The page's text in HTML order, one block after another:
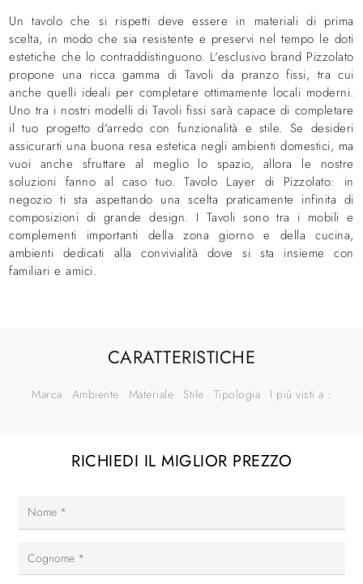
Un tavolo che si rispetti deve essere in materiali di prima
scelta, in modo che sia resistente e preservi nel tempo le doti
estetiche che lo contraddistinguono. L'esclusivo brand Pizzolato
propone una ricca gamma di Tavoli da pranzo fissi, tra cui
anche quelli ideali per completare ottimamente locali moderni.
Uno tra i nostri modelli di Tavoli fissi sarà capace di completare
il tuo progetto d'arredo con funzionalità e stile. Se desideri
assicurarti una buona resa estetica negli ambienti domestici, ma
vuoi anche sfruttare al meglio lo spazio, allora le nostre
soluzioni fanno al caso tuo. Tavolo Layer di Pizzolato: in
negozio ti sta aspettando una scelta praticamente infinita di
composizioni di grande design. I Tavoli sono tra i mobili e
complementi importanti della zona giorno e della cucina,
ambienti dedicati alla convivialità dove si sta insieme con
familiari e amici.
CARATTERISTICHE
Marca Ambiente Materiale Stile Tipologia I più visti a :
RICHIEDI IL MIGLIOR PREZZO